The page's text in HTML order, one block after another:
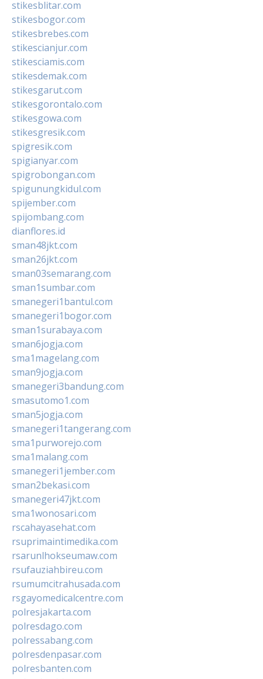
stikesblitar.com
stikesbogor.com
stikesbrebes.com
stikescianjur.com
stikesciamis.com
stikesdemak.com
stikesgarut.com
stikesgorontalo.com
stikesgowa.com
stikesgresik.com
spigresik.com
spigianyar.com
spigrobongan.com
spigunungkidul.com
spijember.com
spijombang.com
dianflores.id
sman48jkt.com
sman26jkt.com
sman03semarang.com
sman1sumbar.com
smanegeri1bantul.com
smanegeri1bogor.com
sman1surabaya.com
sman6jogja.com
sma1magelang.com
sman9jogja.com
smanegeri3bandung.com
smasutomo1.com
sman5jogja.com
smanegeri1tangerang.com
sma1purworejo.com
sma1malang.com
smanegeri1jember.com
sman2bekasi.com
smanegeri47jkt.com
sma1wonosari.com
rscahayasehat.com
rsuprimaintimedika.com
rsarunlhokseumaw.com
rsufauziahbireu.com
rsumumcitrahusada.com
rsgayomedicalcentre.com
polresjakarta.com
polresdago.com
polressabang.com
polresdenpasar.com
polresbanten.com